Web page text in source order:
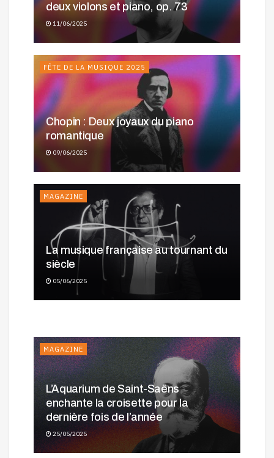
deux violons et piano, op. 73
11/06/2025
FÊTE DE LA MUSIQUE 2025
Chopin : Deux joyaux du piano
romantique
09/06/2025
MAGAZINE
La musique française au tournant du
siècle
05/06/2025
Carmen : La revanche posthume de
Bizet
03/06/2025
COMPOSITEUR
Georges Bizet : 150 ans après sa
mort, une flamme toujours vive
MAGAZINE
L’Aquarium de Saint-Saëns
enchante la croisette pour la
dernière fois de l’année
25/05/2025